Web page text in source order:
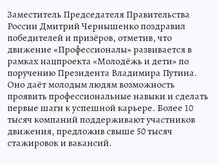
Заместитель Председателя Правительства
России Дмитрий Чернышенко поздравил
победителей и призёров, отметив, что
движение «Профессионалы» развивается в
рамках нацпроекта «Молодёжь и дети» по
поручению Президента Владимира Путина.
Оно даёт молодым людям возможность
проявить профессиональные навыки и сделать
первые шаги к успешной карьере. Более 10
тысяч компаний поддерживают участников
движения, предложив свыше 50 тысяч
стажировок и вакансий.